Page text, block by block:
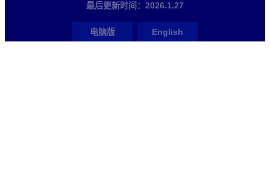
最后更新时间： 2026.1.27
电脑版 English